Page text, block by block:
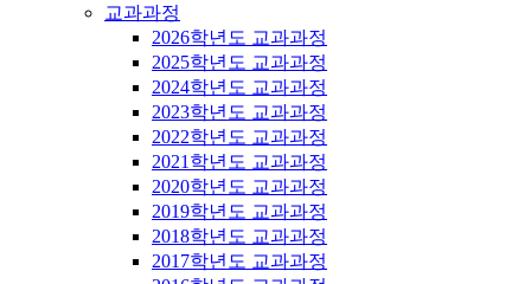
교과과정
2026학년도 교과과정
2025학년도 교과과정
2024학년도 교과과정
2023학년도 교과과정
2022학년도 교과과정
2021학년도 교과과정
2020학년도 교과과정
2019학년도 교과과정
2018학년도 교과과정
2017학년도 교과과정